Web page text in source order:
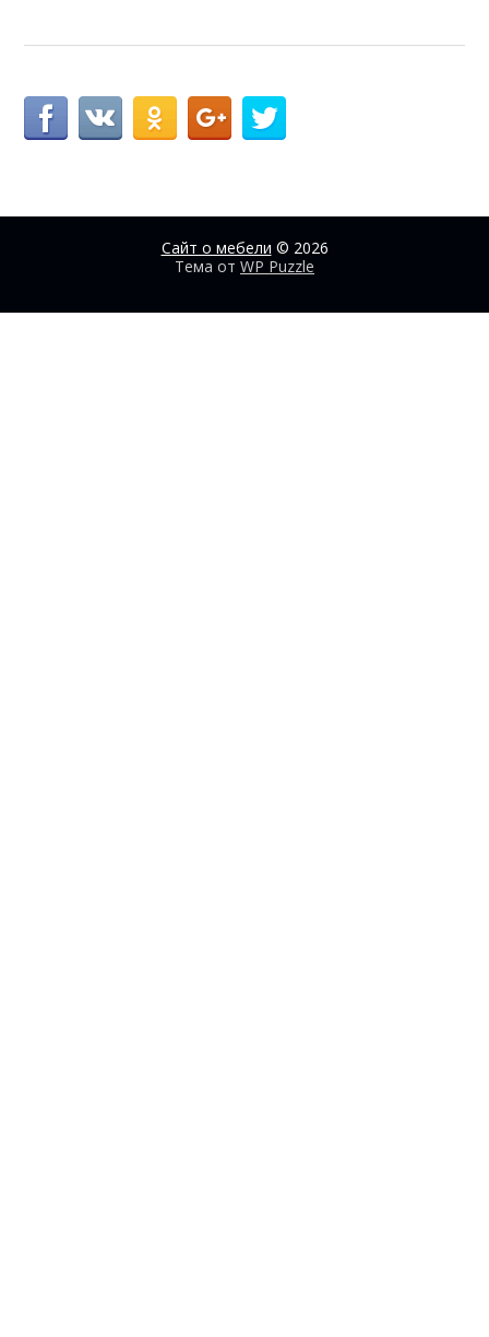
Сайт о мебели © 2026
Тема от WP Puzzle